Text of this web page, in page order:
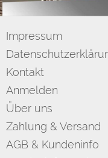
Impressum
Kontakt
Anmelden
Über uns
Zahlung & Versand
AGB & Kundeninfo